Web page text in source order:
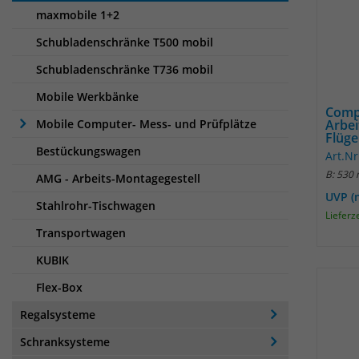
maxmobile 1+2
Schubladenschränke T500 mobil
Schubladenschränke T736 mobil
Mobile Werkbänke
Mobile Computer- Mess- und Prüfplätze
Bestückungswagen
AMG - Arbeits-Montagegestell
Stahlrohr-Tischwagen
Transportwagen
KUBIK
Flex-Box
Regalsysteme
Schranksysteme
B: 530
UVP